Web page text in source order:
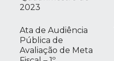
2023
Ata de Audiência
Pública de
Avaliação de Meta